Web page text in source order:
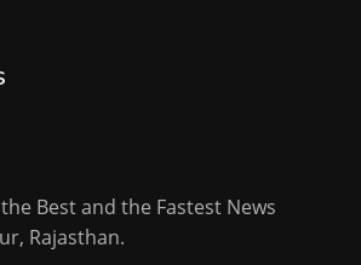
Best and the Fastest News
Rajasthan.